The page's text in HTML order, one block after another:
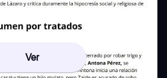
Ver